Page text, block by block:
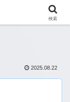
2025.08.22
検索